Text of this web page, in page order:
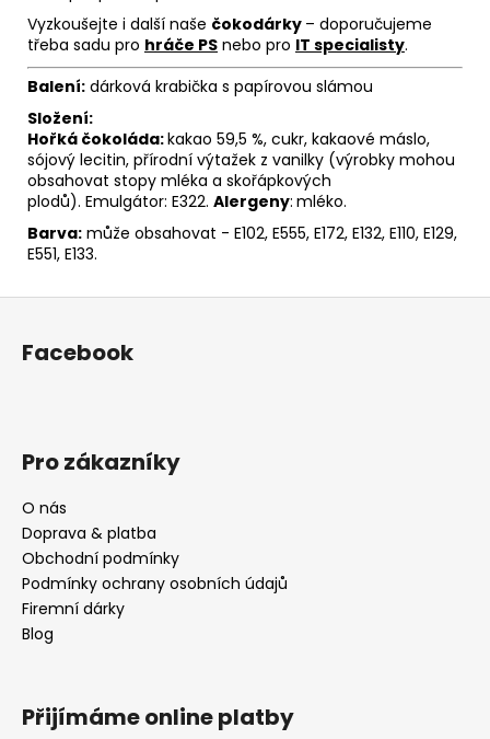
Vyzkoušejte i další naše čokodárky – doporučujeme
třeba sadu pro hráče PS nebo pro IT specialisty.
Balení: dárková krabička s papírovou slámou
Složení:
Hořká čokoláda:kakao 59,5 %, cukr, kakaové máslo,
sójový lecitin, přírodní výtažek z vanilky (výrobky mohou
obsahovat stopy mléka a skořápkových
plodů). Emulgátor: E322. Alergeny: mléko.
Barva: může obsahovat - E102, E555, E172, E132, E110, E129,
E551, E133.
Z
Facebook
Pro zákazníky
O nás
Doprava & platba
Obchodní podmínky
Podmínky ochrany osobních údajů
Firemní dárky
Blog
Přijímáme online platby